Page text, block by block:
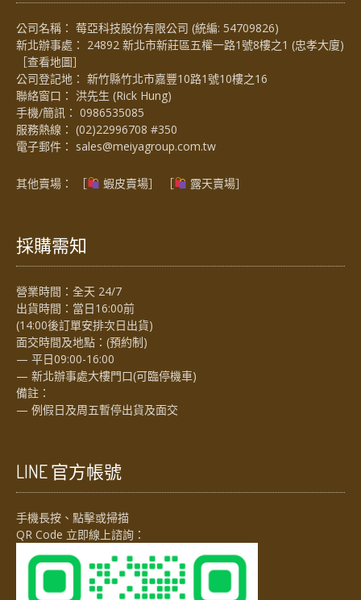
公司名稱： 莓亞科技股份有限公司 (統編: 54709826)
新北辦事處： 24892 新北市新莊區五權一路1號8樓之1 (忠孝大廈)
［查看地圖］
公司登記地： 新竹縣竹北市嘉豐10路1號10樓之16
聯絡窗口： 洪先生 (Rick Hung)
手機/簡訊： 0986535085
服務熱線： (02)22996708 #350
電子郵件： sales@meiyagroup.com.tw
其他賣場： ［ 蝦皮賣場］ ［ 露天賣場］
採購需知
營業時間：全天 24/7
出貨時間：當日16:00前
(14:00後訂單安排次日出貨)
面交時間及地點：(預約制)
— 平日09:00-16:00
— 新北辦事處大樓門口(可臨停機車)
備註：
— 例假日及周五暫停出貨及面交
LINE 官方帳號
手機長按、點擊或掃描
QR Code 立即線上諮詢：